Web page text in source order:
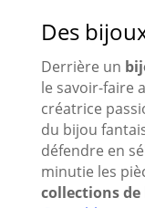
Des
Derrière un
le savoir-faire
créatrice
du bijou
défendre en
minutie les
collections